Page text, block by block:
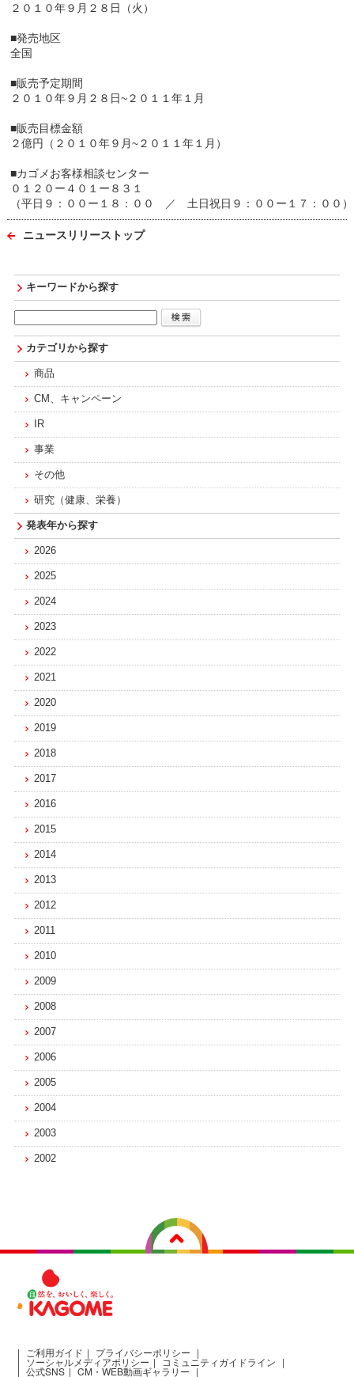
２０１０年９月２８日（火）
■発売地区
全国
■販売予定期間
２０１０年９月２８日~２０１１年１月
■販売目標金額
２億円（２０１０年９月~２０１１年１月）
■カゴメお客様相談センター
０１２０ー４０１ー８３１
（平日９：００ー１８：００ ／ 土日祝日９：００ー１７：００）
ニュースリリーストップ
キーワードから探す
カテゴリから探す
商品
CM、キャンペーン
IR
事業
その他
研究（健康、栄養）
発表年から探す
2026
2025
2024
2023
2022
2021
2020
2019
2018
2017
2016
2015
2014
2013
2012
2011
2010
2009
2008
2007
2006
2005
2004
2003
2002
ご利用ガイド プライバシーポリシー
ソーシャルメディアポリシー コミュニティガイドライン
公式SNS CM・WEB動画ギャラリー